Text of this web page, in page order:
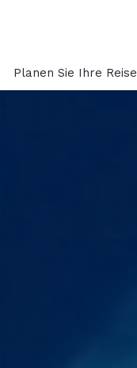
Planen Sie Ihre Reise